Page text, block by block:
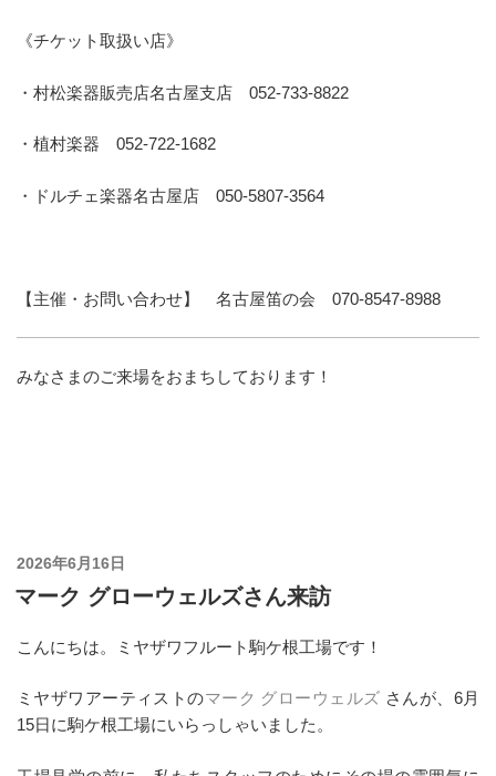
《チケット取扱い店》
・村松楽器販売店名古屋支店 052-733-8822
・植村楽器 052-722-1682
・ドルチェ楽器名古屋店 050-5807-3564
【主催・お問い合わせ】 名古屋笛の会 070-8547-8988
みなさまのご来場をおまちしております！
投
稿
2026年6月16日
マーク グローウェルズさん来訪
こんにちは。ミヤザワフルート駒ケ根工場です！
ミヤザワアーティストのマーク グローウェルズ さんが、6月
15日に駒ケ根工場にいらっしゃいました。